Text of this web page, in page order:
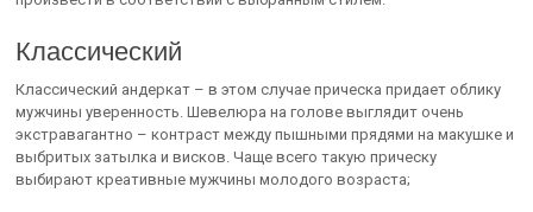
Классический
Классический андеркат – в этом случае прическа придает облику
мужчины уверенность. Шевелюра на голове выглядит очень
экстравагантно – контраст между пышными прядями на макушке и
выбритых затылка и висков. Чаще всего такую прическу
выбирают креативные мужчины молодого возраста;